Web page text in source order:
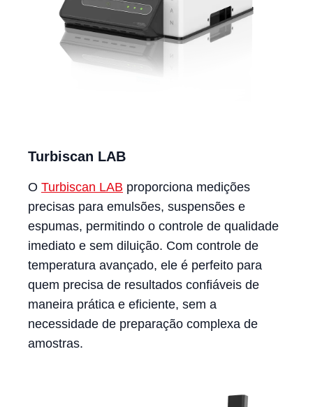
Turbiscan LAB
O Turbiscan LAB proporciona medições
precisas para emulsões, suspensões e
espumas, permitindo o controle de qualidade
imediato e sem diluição. Com controle de
temperatura avançado, ele é perfeito para
quem precisa de resultados confiáveis de
maneira prática e eficiente, sem a
necessidade de preparação complexa de
amostras.